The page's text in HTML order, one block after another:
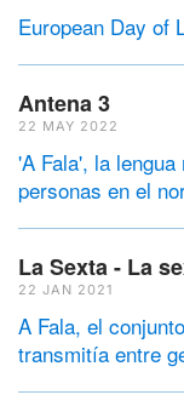
European Day of
Antena 3
22 MAY 2022
'A Fala', la
personas en el
La Sexta - La
22 JAN 2021
A Fala, el
transmitía entre